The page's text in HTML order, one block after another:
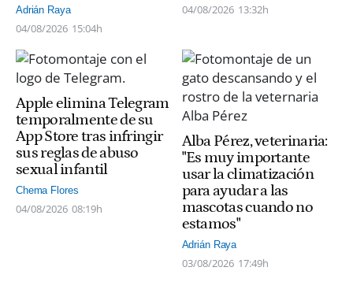
Adrián Raya
04/08/2026 15:04h
04/08/2026 13:32h
Apple elimina Telegram
temporalmente de su
App Store tras infringir
sus reglas de abuso
sexual infantil
Chema Flores
04/08/2026 08:19h
Alba Pérez, veterinaria:
"Es muy importante
usar la climatización
para ayudar a las
mascotas cuando no
estamos"
Adrián Raya
03/08/2026 17:49h